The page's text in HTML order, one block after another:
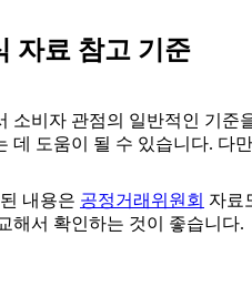
자료 참고 기준
소비자 관점의 일반적인 기준
데 도움이 될 수 있습니다. 다
내용은 공정거래위원회 자료
해서 확인하는 것이 좋습니다.